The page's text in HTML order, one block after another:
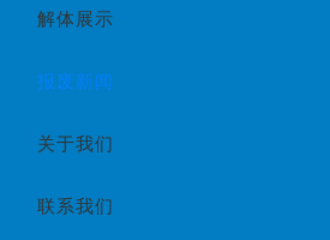
解体展示
报废新闻
关于我们
联系我们